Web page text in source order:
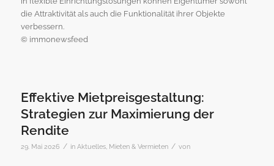
die Attraktivität als auch die Funktionalität ihrer Objekte
verbessern.
© immonewsfeed
Effektive Mietpreisgestaltung:
Strategien zur Maximierung der
Rendite
29. Mai 2026 / in Aktuelles, Mieten & Vermieten / von